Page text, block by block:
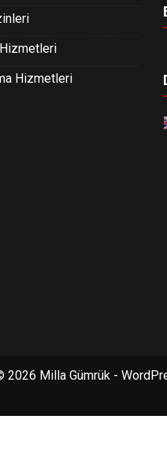
Hizmetleri
2026 Milla Gümrük -